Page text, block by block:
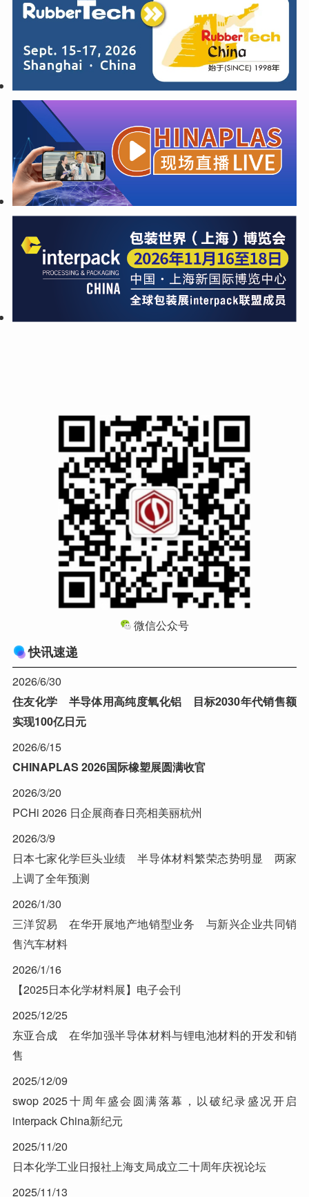
微信公众号
快讯速递
2026/6/30
住友化学 半导体用高纯度氧化铝 目标2030年代销售额
实现100亿日元
2026/6/15
CHINAPLAS 2026国际橡塑展圆满收官
2026/3/20
PCHi 2026 日企展商春日亮相美丽杭州
2026/3/9
日本七家化学巨头业绩 半导体材料繁荣态势明显 两家
上调了全年预测
2026/1/30
三洋贸易 在华开展地产地销型业务 与新兴企业共同销
售汽车材料
2026/1/16
【2025日本化学材料展】电子会刊
2025/12/25
东亚合成 在华加强半导体材料与锂电池材料的开发和销
售
2025/12/09
swop 2025十周年盛会圆满落幕，以破纪录盛况开启
interpack China新纪元
2025/11/20
日本化学工业日报社上海支局成立二十周年庆祝论坛
2025/11/13